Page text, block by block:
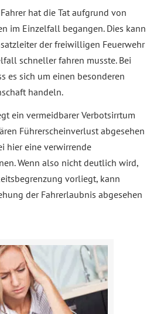
hat die Tat aufgrund von
im Einzelfall begangen. Dies kann
der freiwilligen Feuerwehr
schneller fahren musste. Bei
es sich um einen besonderen
handeln.
ein vermeidbarer Verbotsirrtum
Führerscheinverlust abgesehen
hier eine verwirrende
Wenn also nicht deutlich wird,
vorliegt, kann
der Fahrerlaubnis abgesehen